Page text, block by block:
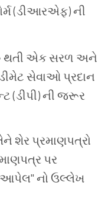
(ડીઆરએફ) ની
થતી એક સરળ અને
સેવાઓ પ્રદાન
(ડીપી) ની જરૂર
શેર પ્રમાણપત્રો
પર
આપેલ" નો ઉલ્લેખ